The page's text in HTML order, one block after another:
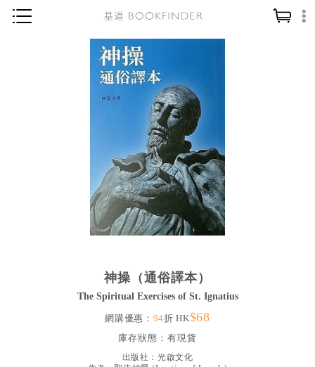
神學／教義
讀經／研經
靈修／禱告
信徒生活
教會事工
社會／倫理
哲學／宗教比較
神操（通俗譯本）
The Spiritual Exercises of St. Ignatius
網購優惠： 94折 HK$68
庫存狀態： 有現貨
出版社： 光啟文化